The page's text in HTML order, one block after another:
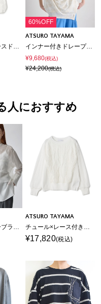
コンパクトスムースドルマンプルオーバー
60%OFF
ATSURO TAYAMA
インナー付きドレープブラウス
¥9,680(税込)
¥24,200(税込)
人におすすめ
ノーカラーシアーブラウス
ATSURO TAYAMA
チュール×レース付きプルオーバーニット
¥17,820(税込)